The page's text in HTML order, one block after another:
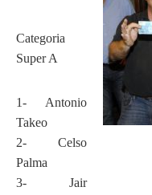
Categoria
Super A
1- Antonio
Takeo
2- Celso
Palma
3- Jair